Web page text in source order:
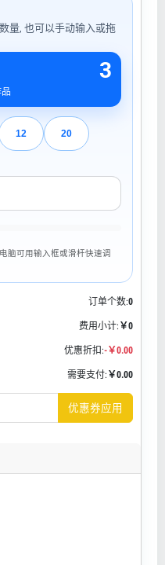
量, 也可以手动输入或拖
3
12 20
脑可用输入框或滑杆快速调
订单个数:0
费用小计: ￥0
优惠折扣:-￥0.00
需要支付: ￥0.00
优惠券应用